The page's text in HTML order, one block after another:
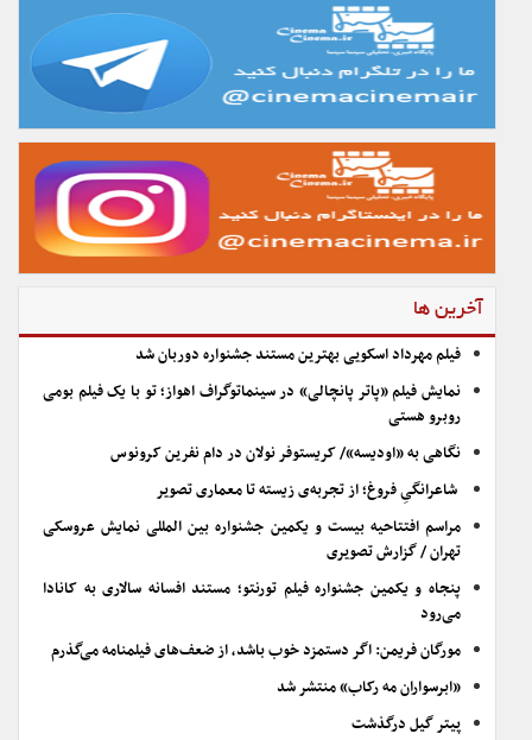
آخرین ها
فیلم مهرداد اسکویی بهترین مستند جشنواره دوربان شد
نمایش فیلم «پاتر پانچالی» در سینماتوگراف اهواز؛ تو با یک فیلم بومی
روبرو هستی
نگاهی به «اودیسه»/ کریستوفر نولان در دام نفرین کرونوس
شاعرانگیِ فروغ؛ از تجربه‌ی زیسته تا معماری تصویر
مراسم افتتاحیه بیست و یکمین جشنواره بین المللی نمایش عروسکی
تهران / گزارش تصویری
پنجاه و یکمین جشنواره فیلم تورنتو؛ مستند افسانه سالاری به کانادا
می‌رود
مورگان فریمن: اگر دستمزد خوب باشد، از ضعف‌های فیلمنامه می‌گذرم
«ابرسواران مه رکاب» منتشر شد
پیتر گیل درگذشت